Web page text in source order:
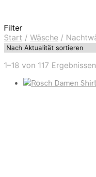
Filter
Start / Wäsche /
1–18 von 117